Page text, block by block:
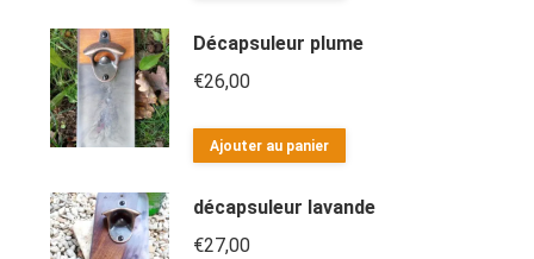
Décapsuleur plume
€26,00
Ajouter au panier
décapsuleur lavande
€27,00